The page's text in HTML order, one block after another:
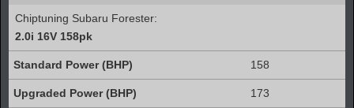
Chiptuning Subaru Forester:
2.0i 16V 158pk
158
173